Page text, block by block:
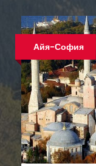
Хит продаж